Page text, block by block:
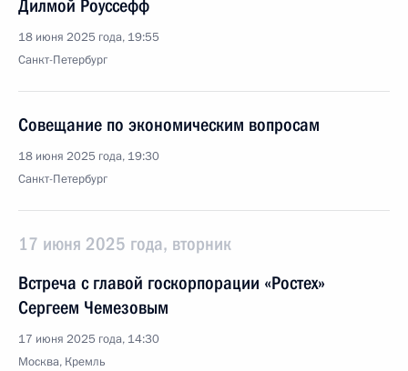
Дилмой Роуссефф
18 июня 2025 года, 19:55
Санкт-Петербург
Совещание по экономическим вопросам
18 июня 2025 года, 19:30
Санкт-Петербург
17 июня 2025 года, вторник
Встреча с главой госкорпорации «Ростех»
Сергеем Чемезовым
17 июня 2025 года, 14:30
Москва, Кремль